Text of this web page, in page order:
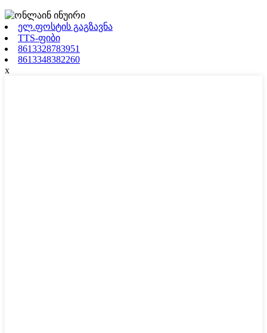
ელ.ფოსტის გაგზავნა
TTS-ფიბი
8613328783951
8613348382260
x